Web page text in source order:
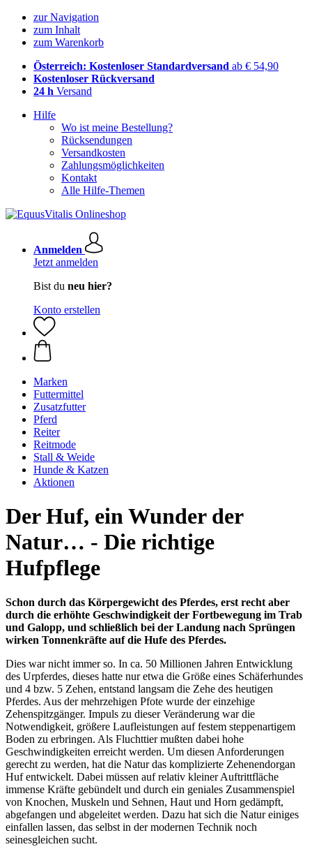
zur Navigation
zum Inhalt
zum Warenkorb
Österreich: Kostenloser Standardversand ab € 54,90
Kostenloser Rückversand
24 h Versand
Hilfe
Wo ist meine Bestellung?
Rücksendungen
Versandkosten
Zahlungsmöglichkeiten
Kontakt
Alle Hilfe-Themen
Anmelden
Jetzt anmelden
Bist du neu hier?
Konto erstellen
Marken
Futtermittel
Zusatzfutter
Pferd
Reiter
Reitmode
Stall & Weide
Hunde & Katzen
Aktionen
Der Huf, ein Wunder der
Natur… - Die richtige
Hufpflege
Schon durch das Körpergewicht des Pferdes, erst recht aber
durch die erhöhte Geschwindigkeit der Fortbewegung im Trab
und Galopp, und schließlich bei der Landung nach Sprüngen
wirken Tonnenkräfte auf die Hufe des Pferdes.
Dies war nicht immer so. In ca. 50 Millionen Jahren Entwicklung
des Urpferdes, dieses hatte nur etwa die Größe eines Schäferhundes
und 4 bzw. 5 Zehen, entstand langsam die Zehe des heutigen
Pferdes. Aus der mehrzehigen Pfote wurde der einzehige
Zehenspitzgänger. Impuls zu dieser Veränderung war die
Notwendigkeit, größere Laufleistungen auf festem steppenartigem
Boden zu erbringen. Als Fluchttier mußten dabei hohe
Geschwindigkeiten erreicht werden. Um diesen Anforderungen
gerecht zu werden, hat die Natur das komplizierte Zehenendorgan
Huf entwickelt. Dabei müssen auf relativ kleiner Auftrittfläche
immense Kräfte gebündelt und durch ein geniales Zusammenspiel
von Knochen, Muskeln und Sehnen, Haut und Horn gedämpft,
abgefangen und abgeleitet werden. Dazu hat sich die Natur einiges
einfallen lassen, das selbst in der modernen Technik noch
seinesgleichen sucht.